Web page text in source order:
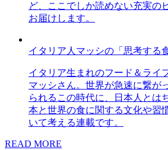
ど、ここでしか読めない充実の
お届けします。
イタリア人マッシの「思考する
イタリア生まれのフード＆ライ
マッシさん。世界が急速に繋が
られるこの時代に、日本人とは
本と世界の食に関する文化や習
いて考える連載です。
READ MORE